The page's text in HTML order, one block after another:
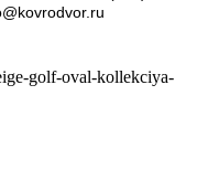
golf-oval-kollekciya-